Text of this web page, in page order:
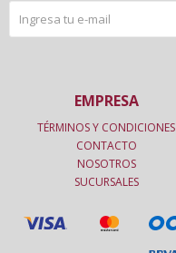
EMPRESA
TÉRMINOS Y CONDICIONES
CONTACTO
NOSOTROS
SUCURSALES